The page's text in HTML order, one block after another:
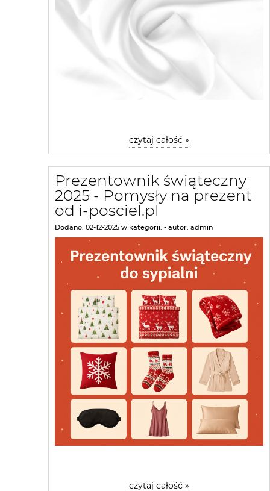
czytaj całość »
Prezentownik świąteczny
2025 - Pomysły na prezent
od i-posciel.pl
Dodano: 02-12-2025 w kategorii: - autor: admin
czytaj całość »